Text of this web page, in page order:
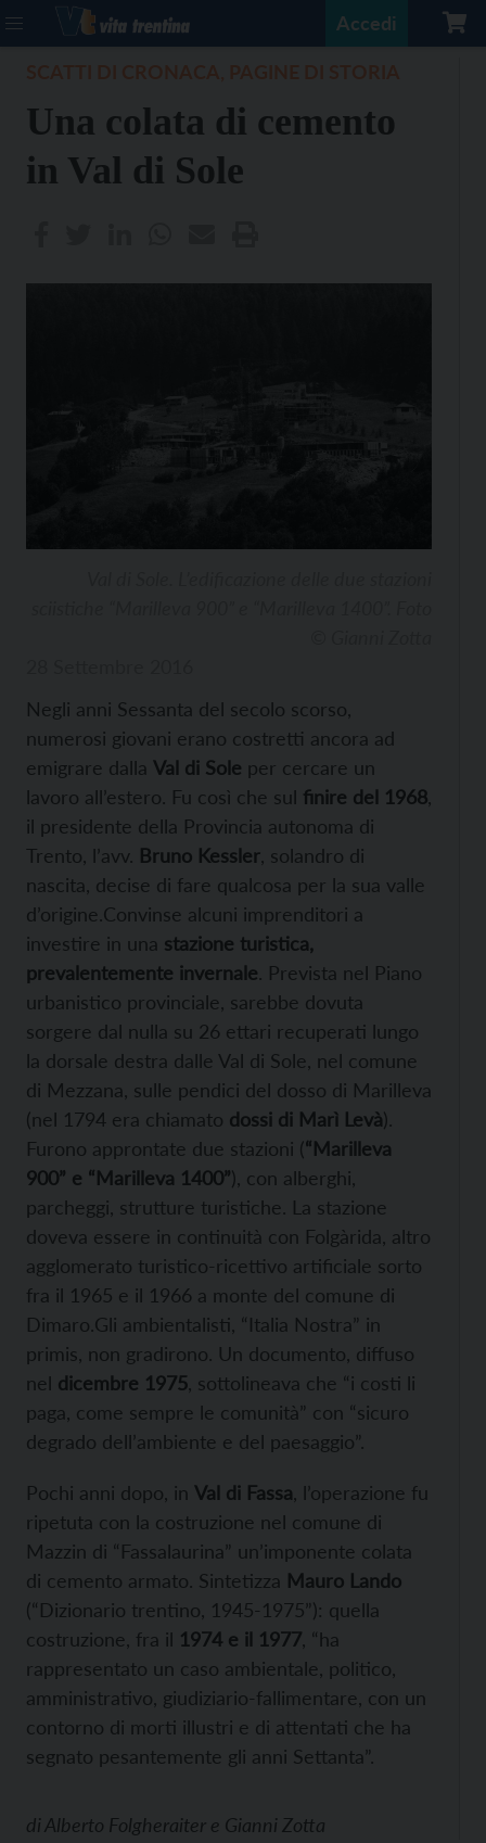
Accedi
Una colata di cemento
in Val di Sole
Negli anni Sessanta del secolo scorso,
numerosi giovani erano costretti ancora ad
emigrare dalla Val di Sole per cercare un
lavoro all’estero. Fu così che sul finire del 1968
il presidente della Provincia autonoma di
Trento, l’avv. Bruno Kessler , solandro di
nascita, decise di fare qualcosa per la sua valle
d’origine.Convinse alcuni imprenditori a
investire in una stazione turistica,
prevalentemente invernale. Prevista nel Piano
urbanistico provinciale, sarebbe dovuta
sorgere dal nulla su 26 ettari recuperati lungo
la dorsale destra dalle Val di Sole, nel comune
di Mezzana, sulle pendici del dosso di Marilleva
(nel 1794 era chiamato dossi di Marì Levà).
Furono approntate due stazioni (“Marilleva
900” e “Marilleva 1400”), con alberghi,
parcheggi, strutture turistiche. La stazione
doveva essere in continuità con Folgàrida, altro
agglomerato turistico-ricettivo artificiale sorto
fra il 1965 e il 1966 a monte del comune di
Dimaro.Gli ambientalisti, “Italia Nostra” in
primis, non gradirono. Un documento, diffuso
nel dicembre 1975 , sottolineava che “i costi li
paga, come sempre le comunità” con “sicuro
degrado dell’ambiente e del paesaggio”.
Pochi anni dopo, in Val di Fassa , l’operazione fu
ripetuta con la costruzione nel comune di
Mazzin di “Fassalaurina” un’imponente colata
di cemento armato. Sintetizza Mauro Lando
(“Dizionario trentino, 1945-1975”): quella
costruzione, fra il 1974 e il 1977 , “ha
rappresentato un caso ambientale, politico,
amministrativo, giudiziario-fallimentare, con un
contorno di morti illustri e di attentati che ha
segnato pesantemente gli anni Settanta”.
diAlberto Folgheraiter e Gianni Zotta